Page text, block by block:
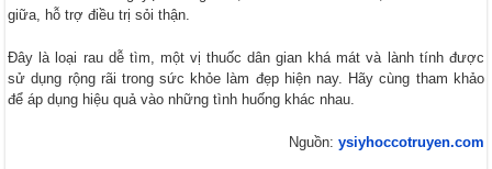
giữa, hỗ trợ điều trị sỏi thận.
Đây là loại rau dễ tìm, một vị thuốc dân gian khá mát và lành tính được
sử dụng rộng rãi trong sức khỏe làm đẹp hiện nay. Hãy cùng tham khảo
để áp dụng hiệu quả vào những tình huống khác nhau.
Nguồn: ysiyhoccotruyen.com